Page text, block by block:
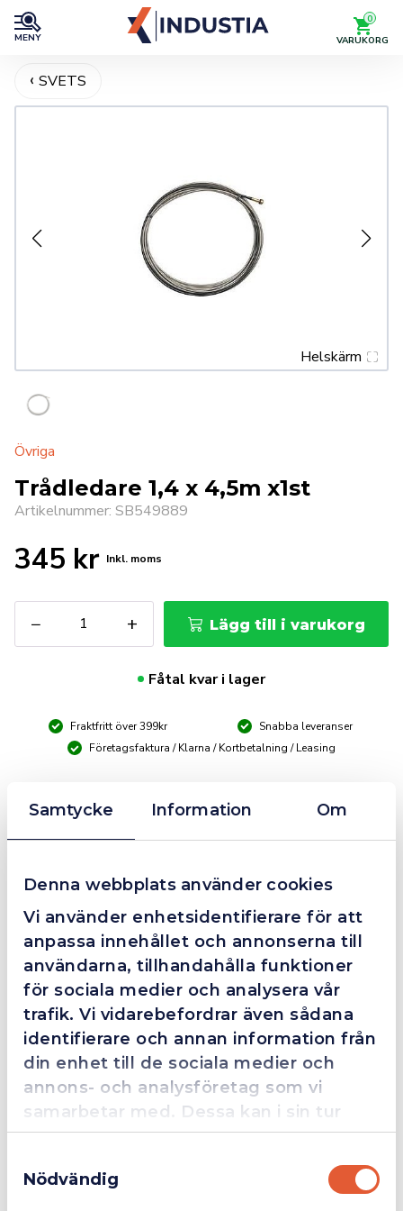
Samtycke Information Om
Denna webbplats använder cookies
Vi använder enhetsidentifierare för att
anpassa innehållet och annonserna till
användarna, tillhandahålla funktioner
för sociala medier och analysera vår
trafik. Vi vidarebefordrar även sådana
identifierare och annan information från
din enhet till de sociala medier och
annons- och analysföretag som vi
samarbetar med. Dessa kan i sin tur
kombinera informationen med annan
information som du har tillhandahållit
eller som de har samlat in när du har
Nödvändig
MENY
0
VARUKORG
Exkl. moms
SVETS
Helskärm
Övriga
Trådledare 1,4 x 4,5m x1st
Artikelnummer: SB549889
345 kr Inkl. moms
−
1,4
x
+ Lägg till i varukorg
Fåtal kvar i lager
Fraktfritt över 399kr
Snabba leveranser
Företagsfaktura / Klarna / Kortbetalning / Leasing
Fredrik Magnusson
2025-10-02
Grym service!
Dom här grabbarna är definitionen av serviceminded.
Trots en billigare order, som det blev lite strul med,
så agerade dom blixtsnabbt och löste det långt över
förväntan. Hade kontakt med Alexander, som förtjänar
en extra guldstjärna.
❮